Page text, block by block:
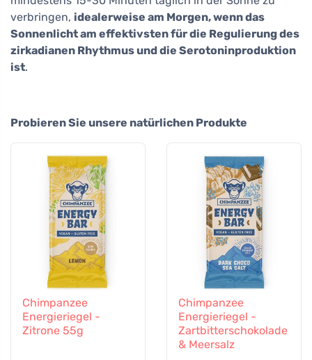
verbringen, idealerweise am Morgen, wenn das
Sonnenlicht am effektivsten für die Regulierung des
zirkadianen Rhythmus und die Serotoninproduktion
ist.
Probieren Sie unsere natürlichen Produkte
Chimpanzee
Energieriegel -
Zitrone 55g
Chimpanzee
Energieriegel -
Zartbitterschokolade
& Meersalz